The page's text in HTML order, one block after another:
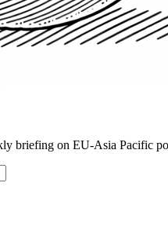
briefing on EU-Asia Pacific